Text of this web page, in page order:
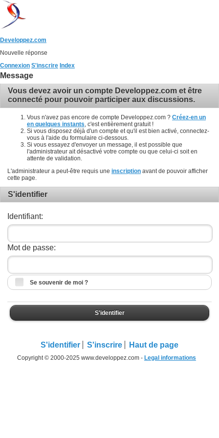
Developpez.com
Nouvelle réponse
Connexion S'inscrire Index
Message
Vous devez avoir un compte Developpez.com et être
connecté pour pouvoir participer aux discussions.
Vous n'avez pas encore de compte Developpez.com ? Créez-en un
en quelques instants , c'est entièrement gratuit !
Si vous disposez déjà d'un compte et qu'il est bien activé, connectez-
vous à l'aide du formulaire ci-dessous.
Si vous essayez d'envoyer un message, il est possible que
l'administrateur ait désactivé votre compte ou que celui-ci soit en
attente de validation.
L'administrateur a peut-être requis une inscription avant de pouvoir afficher
cette page.
S'identifier
Identifiant:
Mot de passe:
Se souvenir de moi ?
S'identifier
S'identifier S'inscrire Haut de page
Copyright © 2000-2025 www.developpez.com - Legal informations